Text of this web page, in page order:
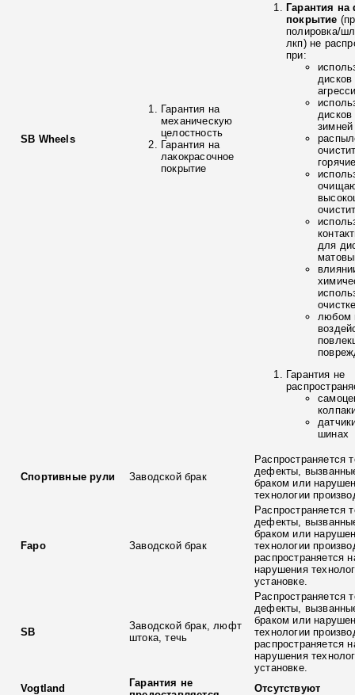
SB Wheels
Гарантия на
механическую
целостность
Гарантия на
лакокрасочное
покрытие
Гарантия
покрытие
полировка/
лкп) не
при:
зимней
для
любом
Гарантия не
шинах
Спортивные рули Заводской брак
Распространяется
дефекты,
браком или
технологии
Fapo Заводской брак
Распространяется
дефекты,
браком или
технологии
распространяется
нарушения
установке.
SB
Заводской брак, люфт
штока, течь
Распространяется
дефекты,
браком или
технологии
распространяется
нарушения
установке.
Vogtland
Гарантия не
Отсутствуют